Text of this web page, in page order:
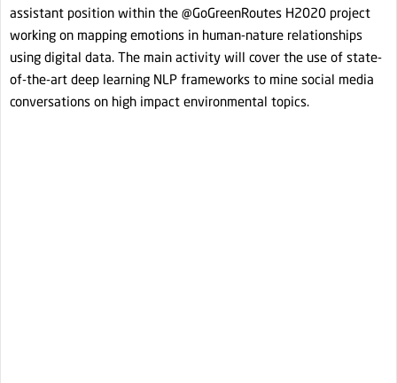
assistant position within the @GoGreenRoutes H2020 project
working on mapping emotions in human-nature relationships
using digital data. The main activity will cover the use of state-
of-the-art deep learning NLP frameworks to mine social media
conversations on high impact environmental topics.